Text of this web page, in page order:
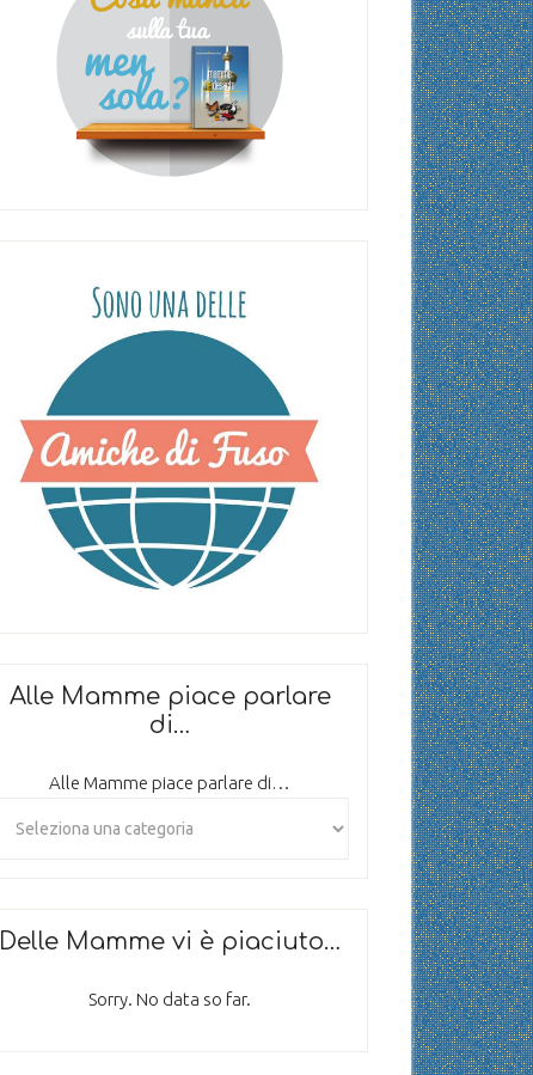
Alle Mamme piace parlare
di…
Alle Mamme piace parlare di…
Delle Mamme vi è piaciuto…
Sorry. No data so far.